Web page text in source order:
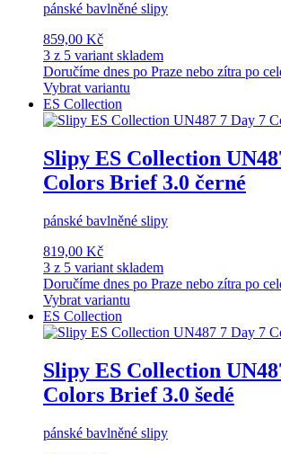
pánské bavlněné slipy
859,00 Kč
3 z 5 variant skladem
Doručíme dnes po Praze nebo zítra po
Vybrat variantu
ES Collection
Slipy ES Collection
Colors Brief 3.0 černé
pánské bavlněné slipy
819,00 Kč
3 z 5 variant skladem
Doručíme dnes po Praze nebo zítra po
Vybrat variantu
ES Collection
Slipy ES Collection
Colors Brief 3.0 šedé
pánské bavlněné slipy